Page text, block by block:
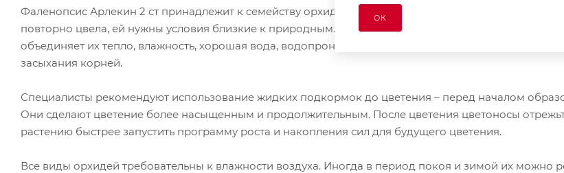
Фаленопсис Арлекин 2 ст принадлежит к семейству орхидных. Для того, чтобы ваша орхидея
повторно цвела, ей нужны условия близкие к природным. У разных видов семейства орхидный
объединяет их тепло, влажность, хорошая вода, водопроницаемый грунт. Нельзя допускать
засыхания корней.
Специалисты рекомендуют использование жидких подкормок до цветения – перед началом
Они сделают цветение более насыщенным и продолжительным. После цветения цветоносы
растению быстрее запустить программу роста и накопления сил для будущего цветения.
Все виды орхидей требовательны к влажности воздуха. Иногда в период покоя и зимой их можно
ОК